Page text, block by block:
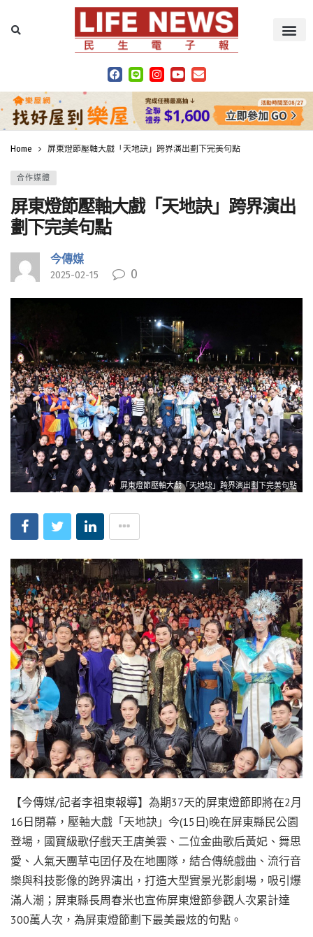
Home 屏東燈節壓軸大戲「天地訣」跨界演出劃下完美句點
合作媒體
屏東燈節壓軸大戲「天地訣」跨界演出
劃下完美句點
今傳媒
2025-02-15 0
屏東燈節壓軸大戲「天地訣」跨界演出劃下完美句點
【今傳媒/記者李祖東報導】為期37天的屏東燈節即將在2月
16日閉幕，壓軸大戲「天地訣」今(15日)晚在屏東縣民公園
登場，國寶級歌仔戲天王唐美雲、二位金曲歌后黃妃、舞思
愛、人氣天團草屯囝仔及在地團隊，結合傳統戲曲、流行音
樂與科技影像的跨界演出，打造大型實景光影劇場，吸引爆
滿人潮；屏東縣長周春米也宣佈屏東燈節參觀人次累計達
300萬人次，為屏東燈節劃下最美最炫的句點。